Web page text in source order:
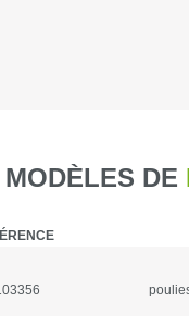
MODÈLES DE